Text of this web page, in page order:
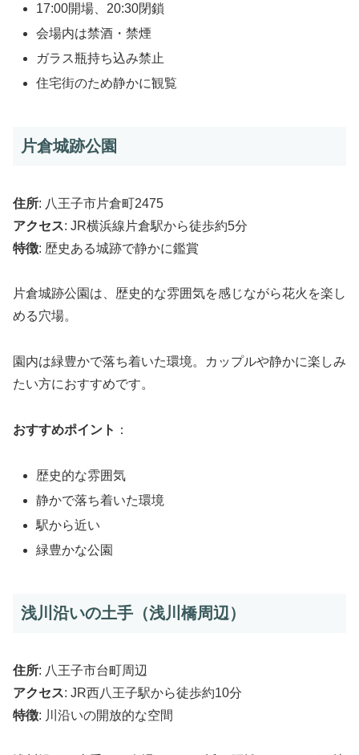
17:00開場、20:30閉鎖
会場内は禁酒・禁煙
ガラス瓶持ち込み禁止
住宅街のため静かに観覧
片倉城跡公園
住所: 八王子市片倉町2475
アクセス: JR横浜線片倉駅から徒歩約5分
特徴: 歴史ある城跡で静かに鑑賞
片倉城跡公園は、歴史的な雰囲気を感じながら花火を楽し
める穴場。
園内は緑豊かで落ち着いた環境。カップルや静かに楽しみ
たい方におすすめです。
おすすめポイント ：
歴史的な雰囲気
静かで落ち着いた環境
駅から近い
緑豊かな公園
浅川沿いの土手（浅川橋周辺）
住所: 八王子市台町周辺
アクセス: JR西八王子駅から徒歩約10分
特徴: 川沿いの開放的な空間